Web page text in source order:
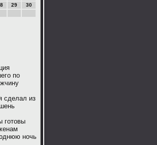
29
30
по
сделал из
готовы
ночь